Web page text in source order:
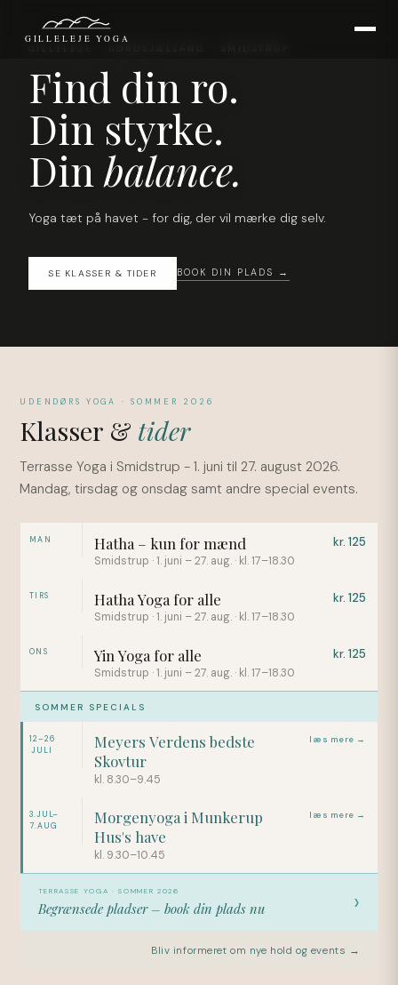
GILLELEJE YOGA
Find din ro.
Din styrke.
Din balance.
Yoga tæt på havet - for dig, der vil mærke dig selv.
SE KLASSER & TIDER BOOK DIN PLADS →
UDENDØRS YOGA · SOMMER 2026
Klasser & tider
Terrasse Yoga i Smidstrup - 1. juni til 27. august 2026.
Mandag, tirsdag og onsdag samt andre special events.
MAN Hatha – kun for mænd
Smidstrup · 1. juni – 27. aug. · kl. 17–18.30
kr. 125
TIRS Hatha Yoga for alle
Smidstrup · 1. juni – 27. aug. · kl. 17–18.30
kr. 125
ONS Yin Yoga for alle
Smidstrup · 1. juni – 27. aug. · kl. 17–18.30
kr. 125
SOMMER SPECIALS
12–26
JULI
Meyers Verdens bedste
Skovtur
kl. 8.30–9.45
læs mere →
3.JUL–
7.AUG
Morgenyoga i Munkerup
Hus's have
kl. 9.30–10.45
læs mere →
TERRASSE YOGA · SOMMER 2026
Begrænsede pladser – book din plads nu ›
Bliv informeret om nye hold og events →